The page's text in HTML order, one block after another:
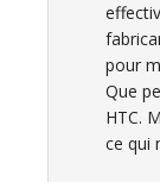
pour
Que
HTC.
ce qui